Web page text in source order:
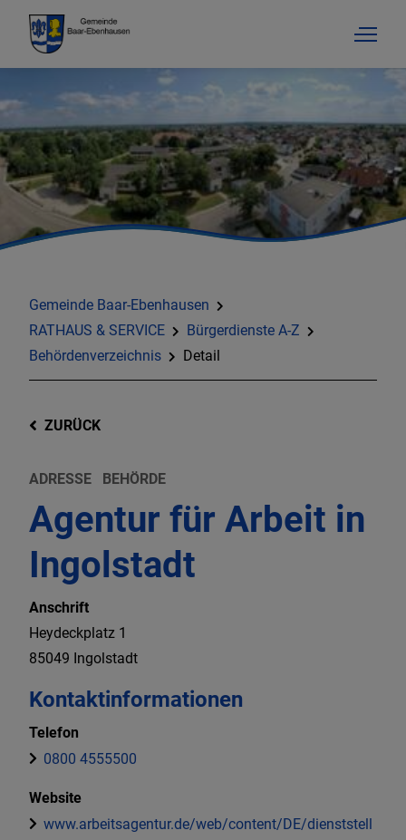
Gemeinde Baar-Ebenhausen
RATHAUS & SERVICE
Bürgerdienste A-Z
Behördenverzeichnis
Detail
ZURÜCK
ADRESSE BEHÖRDE
Agentur für Arbeit in
Ingolstadt
Anschrift
Heydeckplatz 1
85049 Ingolstadt
Kontaktinformationen
Telefon
0800 4555500
Website
www.arbeitsagentur.de/web/content/DE/dienststell